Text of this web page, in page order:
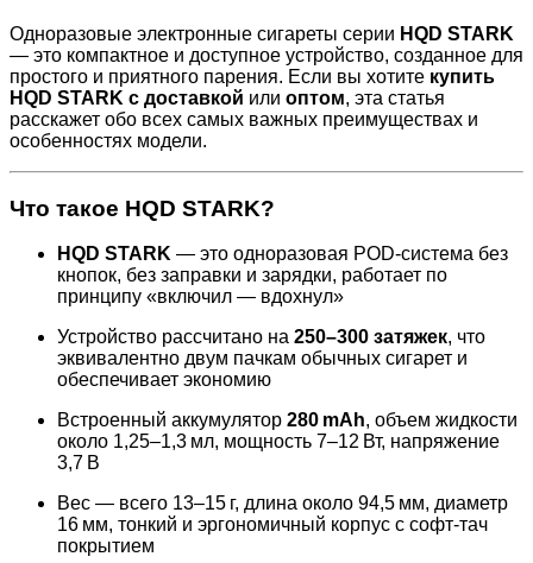
Одноразовые электронные сигареты серии HQD STARK
— это компактное и доступное устройство, созданное для
простого и приятного парения. Если вы хотите купить
HQD STARK с доставкой или оптом, эта статья
расскажет обо всех самых важных преимуществах и
особенностях модели.
Что такое HQD STARK?
HQD STARK — это одноразовая POD-система без
кнопок, без заправки и зарядки, работает по
принципу «включил — вдохнул»
Устройство рассчитано на 250–300 затяжек, что
эквивалентно двум пачкам обычных сигарет и
обеспечивает экономию
Встроенный аккумулятор 280 mAh, объем жидкости
около 1,25–1,3 мл, мощность 7–12 Вт, напряжение
3,7 В
Вес — всего 13–15 г, длина около 94,5 мм, диаметр
16 мм, тонкий и эргономичный корпус с софт-тач
покрытием